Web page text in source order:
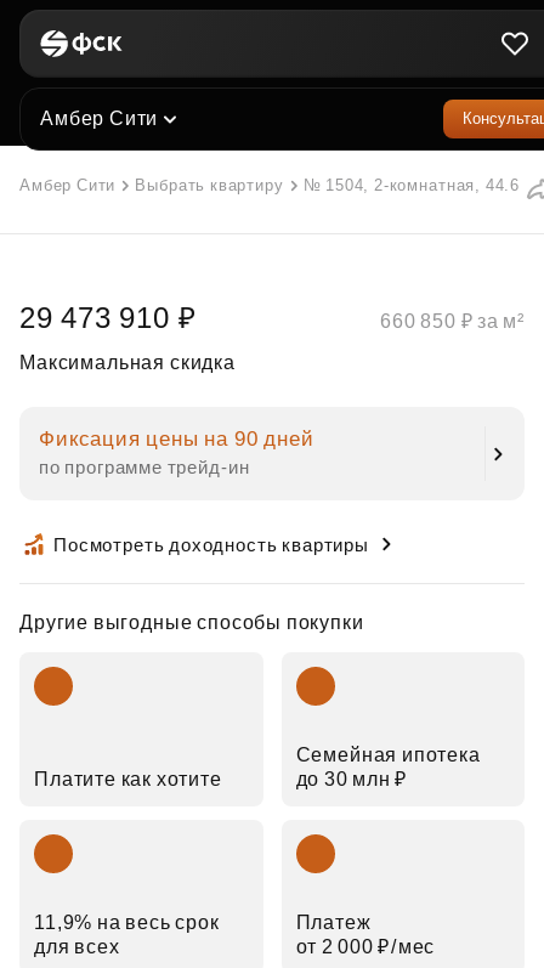
Амбер Сити
Амбер Сити Выбрать квартиру № 1504, 2-комнатная, 44.6 м²
29 473 910 ₽
Максимальная скидка
Фиксация цены на 90 дней
по программе трейд‑ин
Посмотреть доходность квартиры
Другие выгодные способы покупки
Платите как хотите
Семейная ипотека
до 30 млн ₽
11,9% на весь срок
для всех
Платеж
от 2 000 ₽⁠/⁠мес
660 850 ₽ за м²